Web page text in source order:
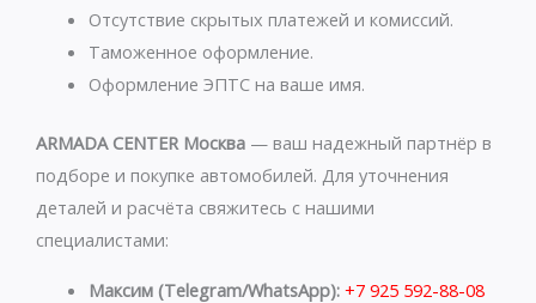
p m
Отсутствие скрытых платежей и комиссий.
Таможенное оформление.
Оформление ЭПТС на ваше имя.
ARMADA CENTER Москва — ваш надежный партнёр в
подборе и покупке автомобилей. Для уточнения
деталей и расчёта свяжитесь с нашими
специалистами:
Максим (Telegram/WhatsApp): +7 925 592-88-08